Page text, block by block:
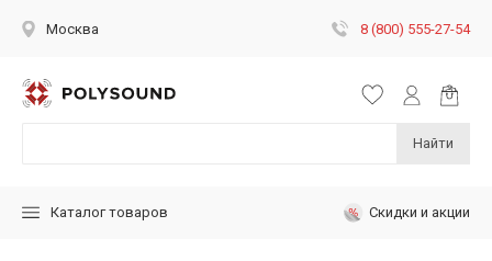
Москва 8 (800) 555-27-54
Найти
Каталог товаров Скидки и акции